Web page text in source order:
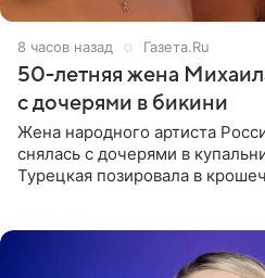
8 часов назад Газета.Ru
50-летняя жена
с дочерями в бикини
Жена народного артиста
снялась с дочерями в
Турецкая позировала в